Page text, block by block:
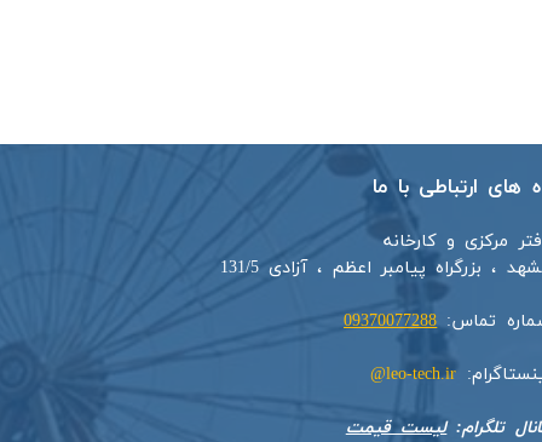
های ارتباطی با ما
مرکزی و کارخانه
، بزرگراه پیامبر اعظم ، آزادی 131/5​​
تماس:09370077288
leo-tech.ir@
تلگرام:لیست قیمت